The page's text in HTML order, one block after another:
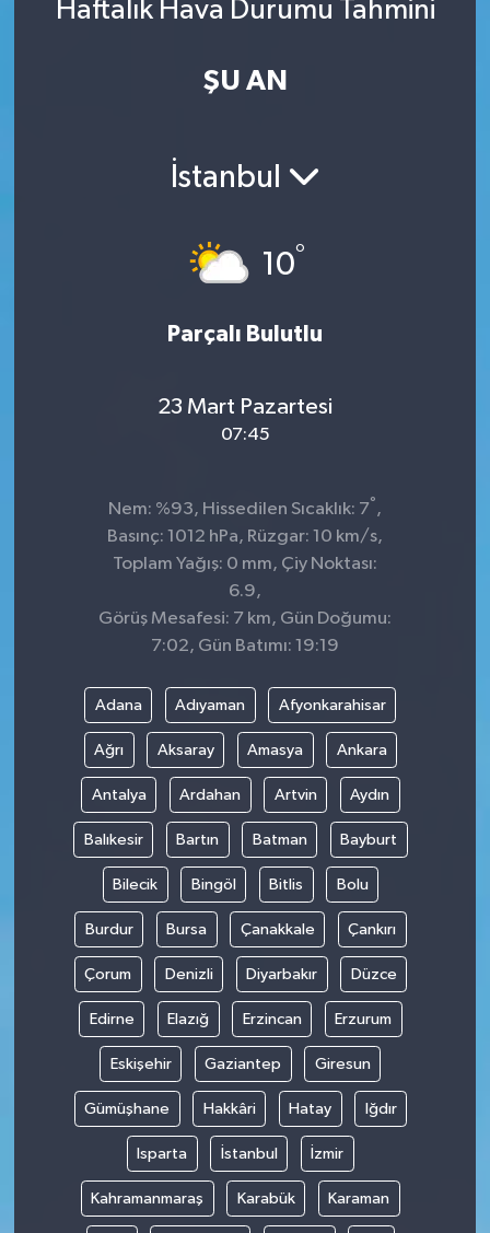
Haftalık Hava Durumu Tahmini
ŞU AN
İstanbul
10°
Parçalı Bulutlu
23 Mart Pazartesi
07:45
Nem: %93, Hissedilen Sıcaklık: 7° ,
Basınç: 1012 hPa, Rüzgar: 10 km/s,
Toplam Yağış: 0 mm, Çiy Noktası:
6.9,
Görüş Mesafesi: 7 km, Gün Doğumu:
7:02, Gün Batımı: 19:19
Adana Adıyaman Afyonkarahisar
Ağrı Aksaray Amasya Ankara
Antalya Ardahan Artvin Aydın
Balıkesir Bartın Batman Bayburt
Bilecik Bingöl Bitlis Bolu
Burdur Bursa Çanakkale Çankırı
Çorum Denizli Diyarbakır Düzce
Edirne Elazığ Erzincan Erzurum
Eskişehir Gaziantep Giresun
Gümüşhane Hakkâri Hatay Iğdır
Isparta İstanbul İzmir
Kahramanmaraş Karabük Karaman